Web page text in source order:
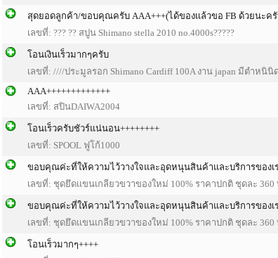
สุดยอดลูกค้า/ขอบคุณครับ AAA+++(ได้ของเเล้วขอ FB ด้วยนะค
เลขที่: ??? ?? สปูน Shimano stella 2010 no.4000s?????
โอนเงินเร็วมากๆครับ
เลขที่: ////ประมูลรอก Shimano Cardiff 100A งาน japan มีตำหนินิ
AAA+++++++++++++
เลขที่: สปินDAIWA2004
โอนเร็วครับชัวร์แน่นอน++++++++
เลขที่: SPOOL ฟูโก้1000
ขอบคุณค่ะที่ให้ความไว้วางใจและอุดหนุนสินค้าและบริการของเ
เลขที่: ชุดยึดเเขนเกลียวขวาของใหม่ 100% ราคาปกติ ชุดละ 360
ขอบคุณค่ะที่ให้ความไว้วางใจและอุดหนุนสินค้าและบริการของเ
เลขที่: ชุดยึดเเขนเกลียวขวาของใหม่ 100% ราคาปกติ ชุดละ 360
โอนเร็วมากๆ++++